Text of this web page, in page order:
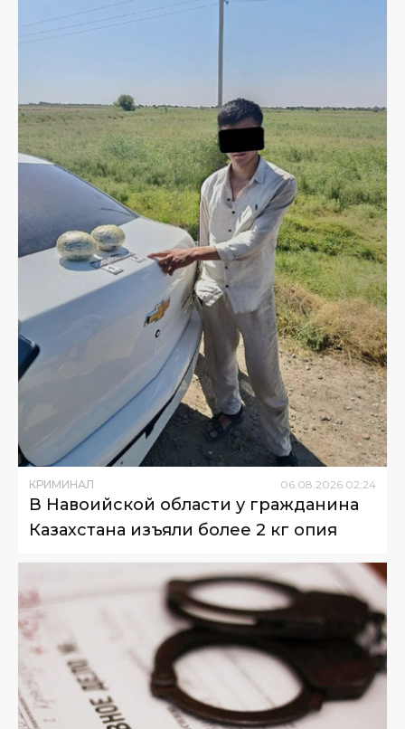
КРИМИНАЛ 06 08 2026 02:24
В Навоийской области у гражданина
Казахстана изъяли более 2 кг опия